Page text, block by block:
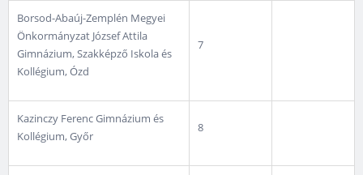
Borsod-Abaúj-Zemplén Megyei
Önkormányzat József Attila
Gimnázium, Szakképző Iskola és
Kollégium, Ózd
7
Kazinczy Ferenc Gimnázium és
Kollégium, Győr
8